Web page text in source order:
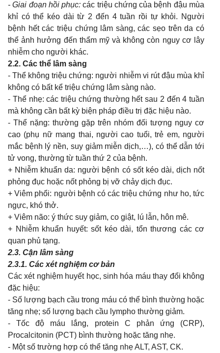
- Giai đoạn hồi phục: các triệu chứng của bệnh đậu mùa
khỉ có thể kéo dài từ 2 đến 4 tuần rồi tự khỏi. Người
bệnh hết các triệu chứng lâm sàng, các sẹo trên da có
thể ảnh hưởng đến thẩm mỹ và không còn nguy cơ lây
nhiễm cho người khác.
2.2. Các thể lâm sàng
- Thể không triệu chứng: người nhiễm vi rút đậu mùa khỉ
không có bất kể triệu chứng lâm sàng nào.
- Thể nhẹ: các triệu chứng thường hết sau 2 đến 4 tuần
mà không cần bất kỳ biện pháp điều trị đặc hiệu nào.
- Thể nặng: thường gặp trên nhóm đối tượng nguy cơ
cao (phụ nữ mang thai, người cao tuổi, trẻ em, người
mắc bệnh lý nền, suy giảm miễn dịch,…), có thể dẫn tới
tử vong, thường từ tuần thứ 2 của bệnh.
+ Nhiễm khuẩn da: người bệnh có sốt kéo dài, dịch nốt
phỏng đục hoặc nốt phỏng bị vỡ chảy dịch đục.
+ Viêm phổi: người bệnh có các triệu chứng như ho, tức
ngực, khó thở.
+ Viêm não: ý thức suy giảm, co giật, lú lẫn, hôn mê.
+ Nhiễm khuẩn huyết: sốt kéo dài, tổn thương các cơ
quan phủ tạng.
2.3. Cận lâm sàng
2.3.1. Các xét nghiệm cơ bản
Các xét nghiệm huyết học, sinh hóa máu thay đổi không
đặc hiệu:
- Số lượng bạch cầu trong máu có thể bình thường hoặc
tăng nhẹ; số lượng bạch cầu lympho thường giảm.
- Tốc độ máu lắng, protein C phản ứng (CRP),
Procalcitonin (PCT) bình thường hoặc tăng nhẹ.
- Một số trường hợp có thể tăng nhẹ ALT, AST, CK.